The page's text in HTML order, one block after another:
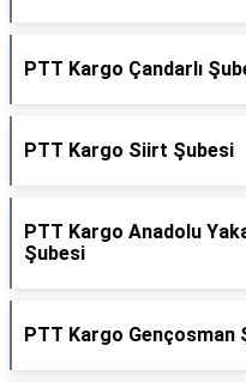
PTT Kargo Çandarlı
PTT Kargo Siirt Şubesi
PTT Kargo Anadolu
Şubesi
PTT Kargo Gençosman